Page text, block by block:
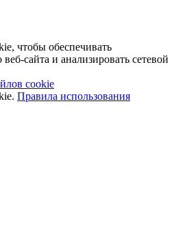
чтобы обеспечивать
сайта и анализировать сетевой
cookie
Правила использования